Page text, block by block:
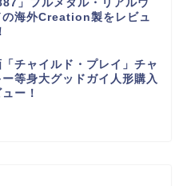
」フルメタル・リアルウ
の海外Creation製をレビュ
チャイルド・プレイ」チャ
ー等身大グッドガイ人形購入
ー！